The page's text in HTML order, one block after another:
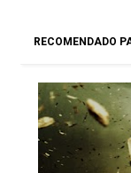
RECOMENDADO